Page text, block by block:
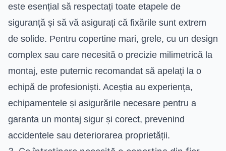
este esențial să respectați toate etapele de
siguranță și să vă asigurați că fixările sunt extrem
de solide. Pentru copertine mari, grele, cu un design
complex sau care necesită o precizie milimetrică la
montaj, este puternic recomandat să apelați la o
echipă de profesioniști. Aceștia au experiența,
echipamentele și asigurările necesare pentru a
garanta un montaj sigur și corect, prevenind
accidentele sau deteriorarea proprietății.